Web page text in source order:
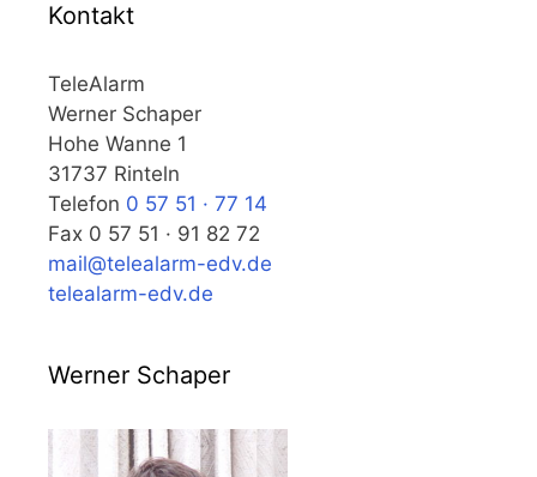
Kontakt
TeleAlarm
Werner Schaper
Hohe Wanne 1
31737 Rinteln
Telefon 0 57 51 · 77 14
Fax 0 57 51 · 91 82 72
mail@telealarm-edv.de
telealarm-edv.de
Werner Schaper